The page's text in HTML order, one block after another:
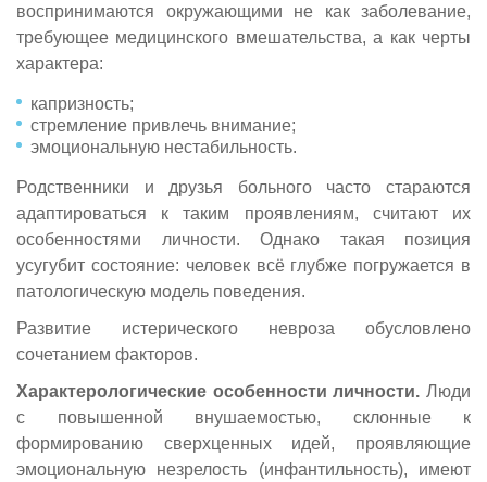
воспринимаются окружающими не как заболевание,
требующее медицинского вмешательства, а как черты
характера:
капризность;
стремление привлечь внимание;
эмоциональную нестабильность.
Родственники и друзья больного часто стараются
адаптироваться к таким проявлениям, считают их
особенностями личности. Однако такая позиция
усугубит состояние: человек всё глубже погружается в
патологическую модель поведения.
Развитие истерического невроза обусловлено
сочетанием факторов.
Характерологические особенности личности. Люди
с повышенной внушаемостью, склонные к
формированию сверхценных идей, проявляющие
эмоциональную незрелость (инфантильность), имеют